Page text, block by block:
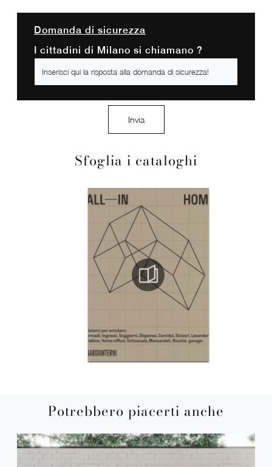
Sfoglia i cataloghi
Domanda di sicurezza
I cittadini di Milano si chiamano ?
Invia
Potrebbero piacerti anche